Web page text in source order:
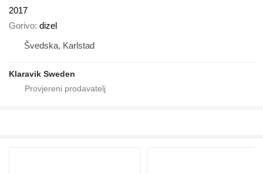
2017
Gorivo dizel
Švedska, Karlstad
Klaravik Sweden